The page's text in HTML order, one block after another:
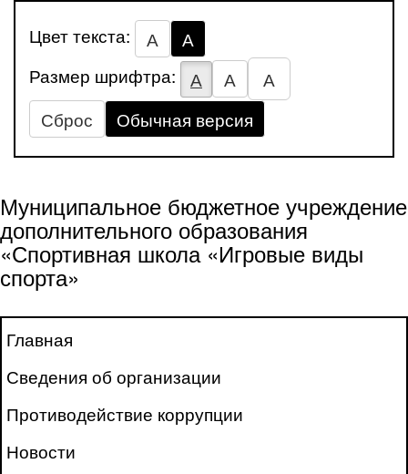
Цвет текста: А
А
Размер шрифтра:
А А
А
Сброс
Обычная версия
Муниципальное бюджетное учреждение
дополнительного образования
«Спортивная школа «Игровые виды
спорта»
Главная
Сведения об организации
Противодействие коррупции
Новости